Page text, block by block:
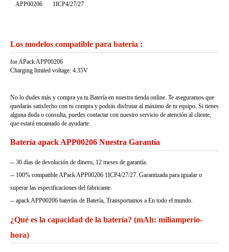
APP00206 1ICP4/27/27
Los modelos compatible para bateria :
for APack APP00206
Charging limited voltage: 4.35V
No lo dudes más y compra ya tu Batería en nuestra tienda online. Te aseguramos que
quedarás satisfecho con tu compra y podrás disfrutar al máximo de tu equipo. Si tienes
alguna duda o consulta, puedes contactar con nuestro servicio de atención al cliente,
que estará encantado de ayudarte.
Batería apack APP00206 Nuestra Garantía
-- 30 días de devolución de dinero, 12 meses de garantía.
-- 100% compatible APack APP00206 1ICP4/27/27. Garantizada para igualar o
superar las especificaciones del fabricante.
-- apack APP00206 baterías de Batería, Transportamos a En todo el mundo.
¿Qué es la capacidad de la batería? (mAh: miliamperio-
hora)